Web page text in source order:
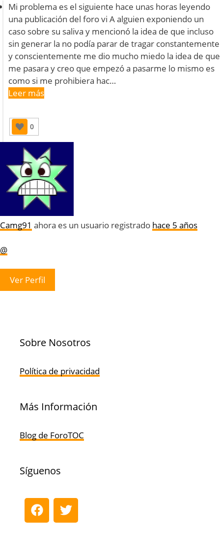
Mi problema es el siguiente hace unas horas leyendo
una publicación del foro vi A alguien exponiendo un
caso sobre su saliva y mencionó la idea de que incluso
sin generar la no podía parar de tragar constantemente
y conscientemente me dio mucho miedo la idea de que
me pasara y creo que empezó a pasarme lo mismo es
como si me prohibiera hac…
Leer más
0
Camg91 ahora es un usuario registrado hace 5 años
@
Ver Perfil
Sobre Nosotros
Política de privacidad
Más Información
Blog de ForoTOC
Síguenos